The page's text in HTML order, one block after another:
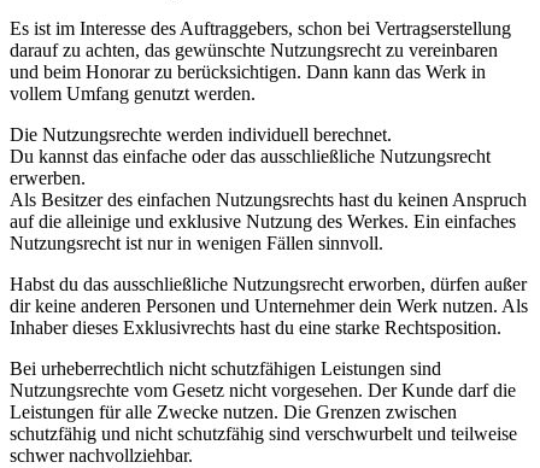
Es ist im Interesse des Auftraggebers, schon bei Vertragserstellung
darauf zu achten, das gewünschte Nutzungsrecht zu vereinbaren
und beim Honorar zu berücksichtigen. Dann kann das Werk in
vollem Umfang genutzt werden.
Die Nutzungsrechte werden individuell berechnet.
Du kannst das einfache oder das ausschließliche Nutzungsrecht
erwerben.
Als Besitzer des einfachen Nutzungsrechts hast du keinen Anspruch
auf die alleinige und exklusive Nutzung des Werkes. Ein einfaches
Nutzungsrecht ist nur in wenigen Fällen sinnvoll.
Habst du das ausschließliche Nutzungsrecht erworben, dürfen außer
dir keine anderen Personen und Unternehmer dein Werk nutzen. Als
Inhaber dieses Exklusivrechts hast du eine starke Rechtsposition.
Bei urheberrechtlich nicht schutzfähigen Leistungen sind
Nutzungsrechte vom Gesetz nicht vorgesehen. Der Kunde darf die
Leistungen für alle Zwecke nutzen. Die Grenzen zwischen
schutzfähig und nicht schutzfähig sind verschwurbelt und teilweise
schwer nachvollziehbar.